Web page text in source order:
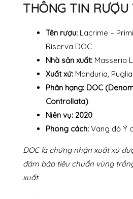
THÔNG TIN RƯỢU
Tên rượu: Lacrime –
Riserva DOC
Nhà sản xuất: Masseria
Xuất xứ: Manduria,
Phân hạng: DOC
Controllata)
Niên vụ: 2020
Phong cách: Vang đỏ Ý
DOC là chứng nhận xuất xứ
đảm bảo tiêu chuẩn vùng
xuất.